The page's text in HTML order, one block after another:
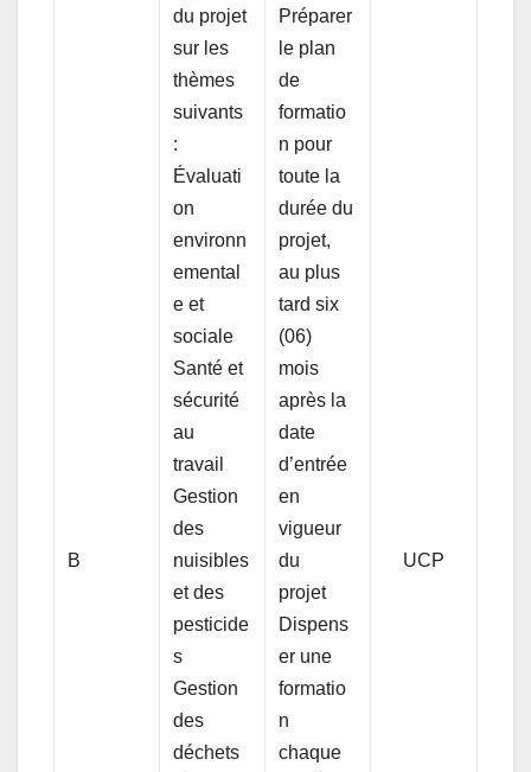
B
du projet
sur les
thèmes
suivants
:
Évaluati
on
environn
emental
e et
sociale
Santé et
sécurité
au
travail
Gestion
des
nuisibles
et des
pesticide
s
Gestion
des
déchets
Préparer
le plan
de
formatio
n pour
toute la
durée du
projet,
au plus
tard six
(06)
mois
après la
date
d’entrée
en
vigueur
du
projet
Dispens
er une
formatio
n
chaque
UCP